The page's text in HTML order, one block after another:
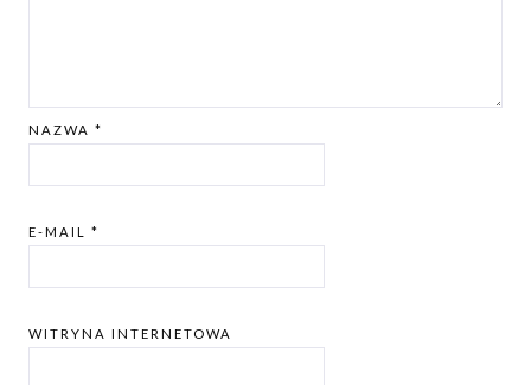
NAZWA *
E-MAIL *
WITRYNA INTERNETOWA